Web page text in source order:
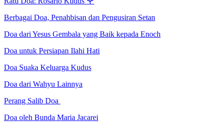
Berbagai Doa, Penahbisan dan Pengusiran Setan
Doa dari Yesus Gembala yang Baik kepada Enoch
Doa untuk Persiapan Ilahi Hati
Doa Suaka Keluarga Kudus
Doa dari Wahyu Lainnya
Perang Salib Doa
Doa oleh Bunda Maria Jacarei